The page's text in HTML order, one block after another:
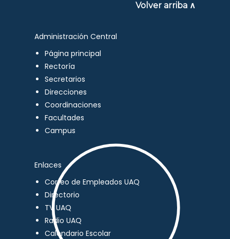
Volver arriba ∧
Administración Central
Página principal
Rectoría
Secretarios
Direcciones
Coordinaciones
Facultades
Campus
Enlaces
Correo de Empleados UAQ
Directorio
TV UAQ
Radio UAQ
Calendario Escolar